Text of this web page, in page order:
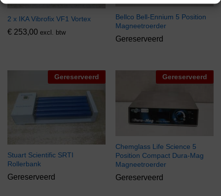
2 x IKA Vibrofix VF1 Vortex
€ 253,00 excl. btw
Bellco Bell-Ennium 5 Position
Magneetroerder
Gereserveerd
Gereserveerd
Stuart Scientific SRTI
Rollerbank
Gereserveerd
Gereserveerd
Chemglass Life Science 5
Position Compact Dura-Mag
Magneetroerder
Gereserveerd